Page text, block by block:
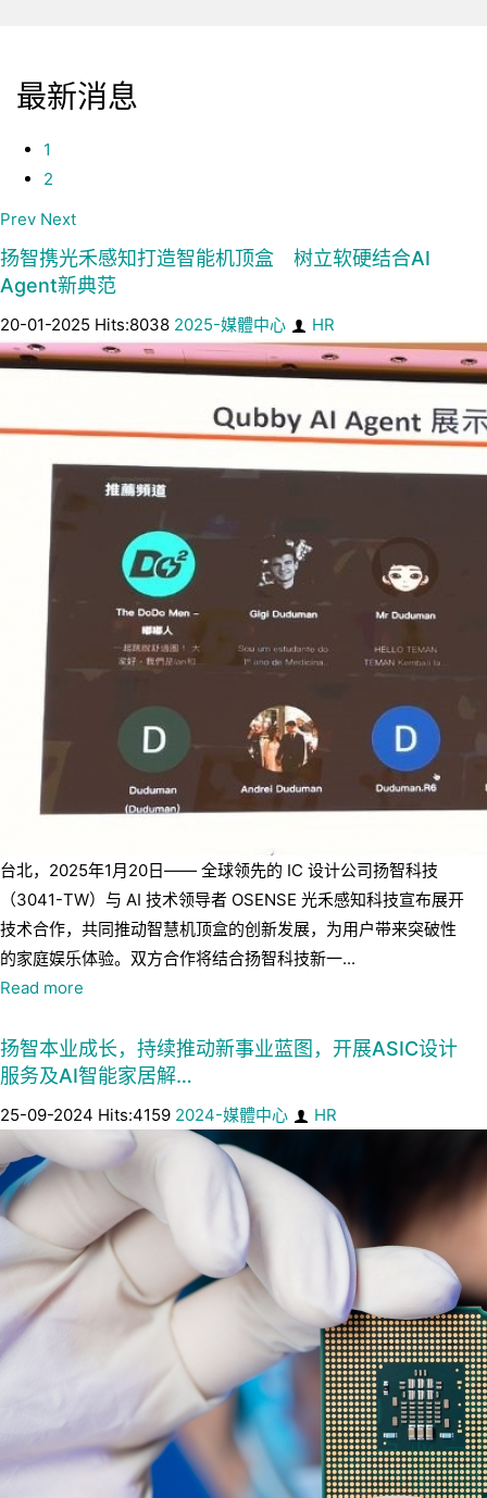
最新消息
1
2
Prev Next
扬智携光禾感知打造智能机顶盒 树立软硬结合AI
Agent新典范
20-01-2025 Hits:8038 2025-媒體中心 HR
台北，2025年1月20日—— 全球领先的 IC 设计公司扬智科技
（3041-TW）与 AI 技术领导者 OSENSE 光禾感知科技宣布展开
技术合作，共同推动智慧机顶盒的创新发展，为用户带来突破性
的家庭娱乐体验。双方合作将结合扬智科技新一...
Read more
扬智本业成长，持续推动新事业蓝图，开展ASIC设计
服务及AI智能家居解…
25-09-2024 Hits:4159 2024-媒體中心 HR